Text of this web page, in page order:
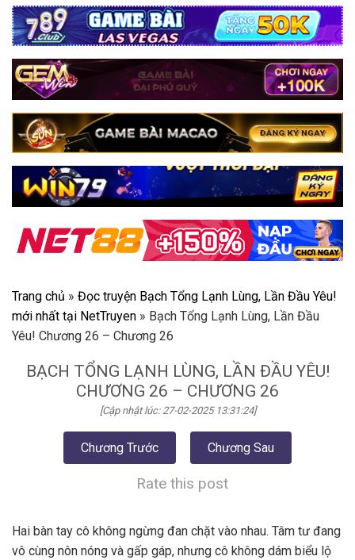
Trang chủ » Đọc truyện Bạch Tổng Lạnh Lùng, Lần Đầu Yêu!
mới nhất tại NetTruyen » Bạch Tổng Lạnh Lùng, Lần Đầu
Yêu! Chương 26 – Chương 26
BẠCH TỔNG LẠNH LÙNG, LẦN ĐẦU YÊU!
CHƯƠNG 26 – CHƯƠNG 26
[Cập nhật lúc: 27-02-2025 13:31:24]
Chương Trước Chương Sau
Rate this post
Hai bàn tay cô không ngừng đan chặt vào nhau. Tâm tư đang
vô cùng nôn nóng và gấp gáp, nhưng cô không dám biểu lộ